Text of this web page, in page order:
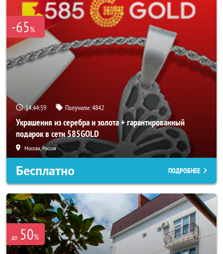
-65%
14:44:56 Получили:4842
Украшения из серебра и золота + гарантированный
подарок в сети 585GOLD
Москва, Россия
Бесплатно ПОДРОБНЕЕ
до 50%